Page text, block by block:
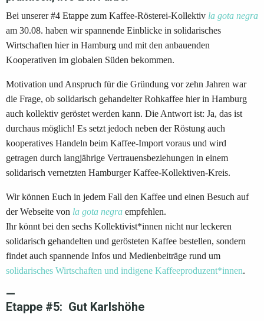
Bei unserer #4 Etappe zum Kaffee-Rösterei-Kollektiv la gota negra
am 30.08. haben wir spannende Einblicke in solidarisches
Wirtschaften hier in Hamburg und mit den anbauenden
Kooperativen im globalen Süden bekommen.
Motivation und Anspruch für die Gründung vor zehn Jahren war
die Frage, ob solidarisch gehandelter Rohkaffee hier in Hamburg
auch kollektiv geröstet werden kann. Die Antwort ist: Ja, das ist
durchaus möglich! Es setzt jedoch neben der Röstung auch
kooperatives Handeln beim Kaffee-Import voraus und wird
getragen durch langjährige Vertrauensbeziehungen in einem
solidarisch vernetzten Hamburger Kaffee-Kollektiven-Kreis.
Wir können Euch in jedem Fall den Kaffee und einen Besuch auf
der Webseite von la gota negra empfehlen.
Ihr könnt bei den sechs Kollektivist*innen nicht nur leckeren
solidarisch gehandelten und gerösteten Kaffee bestellen, sondern
findet auch spannende Infos und Medienbeiträge rund um
solidarisches Wirtschaften und indigene Kaffeeproduzent*innen.
—
Etappe #5: Gut Karlshöhe